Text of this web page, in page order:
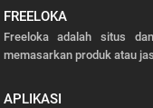
FREELOKA
Freeloka adalah situs
memasarkan produk atau
APLIKASI